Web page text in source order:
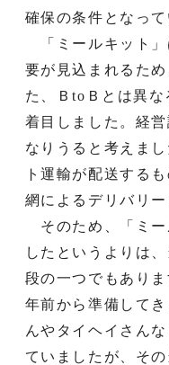
確保の条件となって
「ミールキット」
要が見込まれるた
た、ＢtoＢとは異
着目しました。経
なりうると考えま
ト運輸が配送する
網によるデリバリ
そのため、「ミー
したというよりは
段の一つでもあり
年前から準備して
んやタイヘイさん
ていましたが、そ